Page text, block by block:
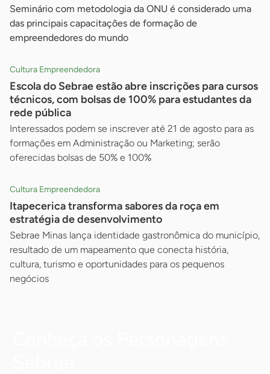
Seminário com metodologia da ONU é considerado uma
das principais capacitações de formação de
empreendedores do mundo
Cultura Empreendedora
Escola do Sebrae estão abre inscrições para cursos
técnicos, com bolsas de 100% para estudantes da
rede pública
Interessados podem se inscrever até 21 de agosto para as
formações em Administração ou Marketing; serão
oferecidas bolsas de 50% e 100%
Cultura Empreendedora
Itapecerica transforma sabores da roça em
estratégia de desenvolvimento
Sebrae Minas lança identidade gastronômica do município,
resultado de um mapeamento que conecta história,
cultura, turismo e oportunidades para os pequenos
negócios